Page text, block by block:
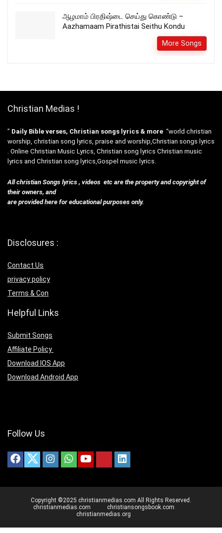
ஆழமாம் பிரதிஷ்டை செய்து கொண்டு –
Aazhamaam Pirathistai Seithu Kondu
More Songs
Christian Medias !
” Daily Bible verses, Christian songs lyrics & more “world christian
worship, christian song lyrics, praise and worship,Christian songs lyrics
. Online Christian Music Lyrics, Christian song lyrics Christian music
lyrics and Christian song lyrics,Gospel music lyrics.
All christian Songs lyrics , videos etc are the property and copyright of
their owners, and
are provided here for educational purposes only.
Disclosures :
Contact Us
privacy policy
Terms & Con
Helpful Links
Submit Songs
Affiliate Policy
Download IOS App
Download Android App
Follow Us
Copyright ©2025 christianmedias.com All Rights Reserved.
christianmedias.com
christiansongsbook.com
christianmedias.org